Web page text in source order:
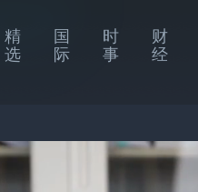
精
选
国
际
时
事
财
经